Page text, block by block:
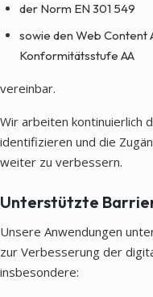
der Norm EN 301 549
sowie den Web Content
Konformitätsstufe AA
vereinbar.
Wir arbeiten kontinuierlich
identifizieren und die
weiter zu verbessern.
Unterstützte
Unsere Anwendungen
zur Verbesserung der
insbesondere: